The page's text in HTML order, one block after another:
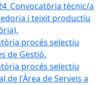
tècnic/a
i teixit productiu
procés selectiu
de Gestió.
procés selectiu
de l'Àrea de Serveis a